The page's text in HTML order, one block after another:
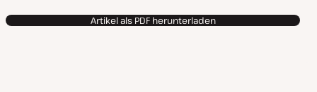
b
s
Artikel als PDF herunterladen